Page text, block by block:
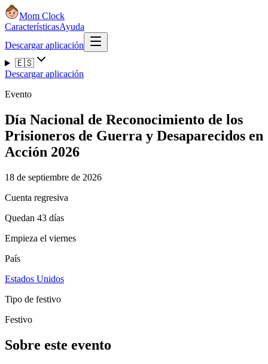
Mom Clock
CaracterísticasAyuda
Descargar aplicación
🇪🇸
Descargar aplicación
Evento
Día Nacional de Reconocimiento de los
Prisioneros de Guerra y Desaparecidos en
Acción 2026
18 de septiembre de 2026
Cuenta regresiva
Quedan 43 días
Empieza el viernes
País
Estados Unidos
Tipo de festivo
Festivo
Sobre este evento